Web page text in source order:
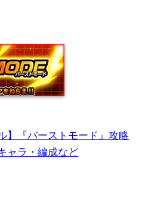
】『バーストモード』攻略
ャラ・編成など